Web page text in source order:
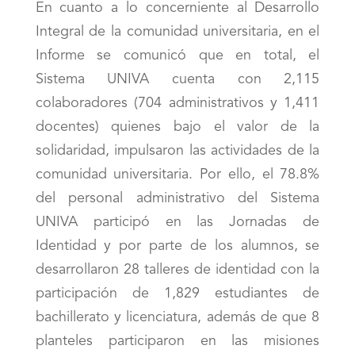
En cuanto a lo concerniente al Desarrollo
Integral de la comunidad universitaria, en el
Informe se comunicó que en total, el
Sistema UNIVA cuenta con 2,115
colaboradores (704 administrativos y 1,411
docentes) quienes bajo el valor de la
solidaridad, impulsaron las actividades de la
comunidad universitaria. Por ello, el 78.8%
del personal administrativo del Sistema
UNIVA participó en las Jornadas de
Identidad y por parte de los alumnos, se
desarrollaron 28 talleres de identidad con la
participación de 1,829 estudiantes de
bachillerato y licenciatura, además de que 8
planteles participaron en las misiones